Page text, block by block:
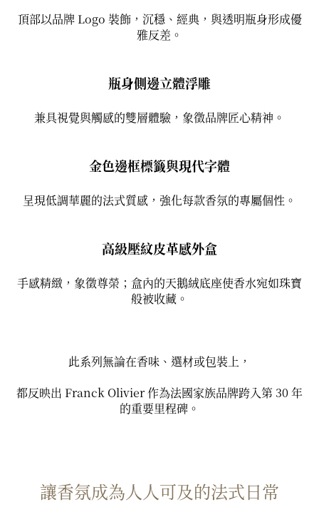
頂部以品牌 Logo 裝飾，沉穩、經典，與透明瓶身形成優
雅反差。
瓶身側邊立體浮雕
兼具視覺與觸感的雙層體驗，象徵品牌匠心精神。
金色邊框標籤與現代字體
呈現低調華麗的法式質感，強化每款香氛的專屬個性。
高級壓紋皮革感外盒
手感精緻，象徵尊榮；盒內的天鵝絨底座使香水宛如珠寶
般被收藏。
此系列無論在香味、選材或包裝上，
都反映出 Franck Olivier 作為法國家族品牌跨入第 30 年
的重要里程碑。
讓香氛成為人人可及的法式日常